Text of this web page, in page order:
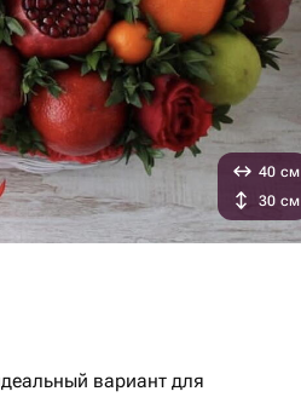
40 см
30 см
вариант для